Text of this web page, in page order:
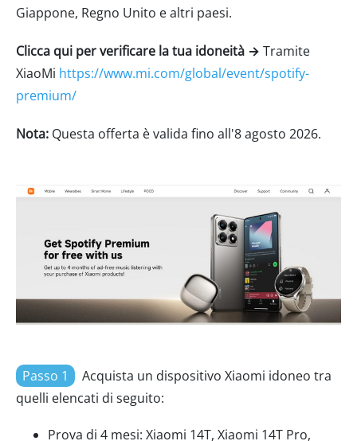
Giappone, Regno Unito e altri paesi.
Clicca qui per verificare la tua idoneità → Tramite
XiaoMi https://www.mi.com/global/event/spotify-
premium/
Nota: Questa offerta è valida fino all'8 agosto 2026.
Passo 1
Acquista un dispositivo Xiaomi idoneo tra
quelli elencati di seguito:
Prova di 4 mesi: Xiaomi 14T, Xiaomi 14T Pro,